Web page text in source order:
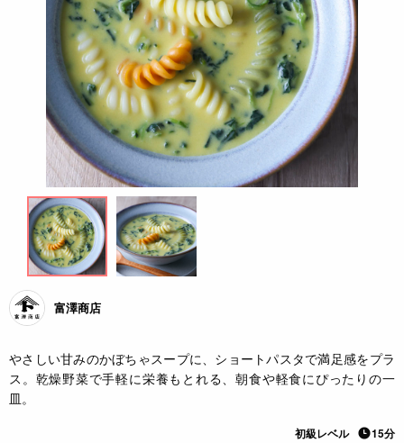
富澤商店
やさしい甘みのかぼちゃスープに、ショートパスタで満足感をプラ
ス。乾燥野菜で手軽に栄養もとれる、朝食や軽食にぴったりの一
皿。
初級レベル 15分